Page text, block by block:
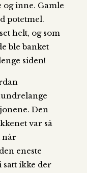
og inne. Gamle
potetmel.
helt, og som
ble banket
siden!
Den
var så
når
eneste
satt ikke der